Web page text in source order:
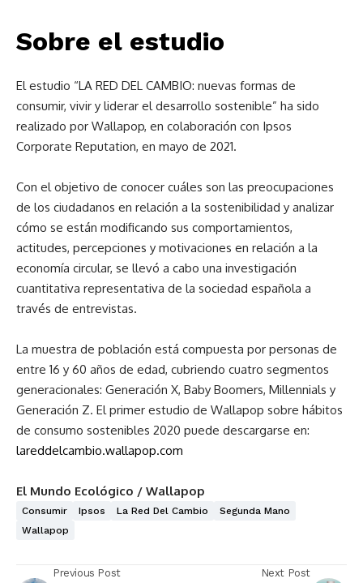
Sobre el estudio
El estudio “LA RED DEL CAMBIO: nuevas formas de
consumir, vivir y liderar el desarrollo sostenible” ha sido
realizado por Wallapop, en colaboración con Ipsos
Corporate Reputation, en mayo de 2021.
Con el objetivo de conocer cuáles son las preocupaciones
de los ciudadanos en relación a la sostenibilidad y analizar
cómo se están modificando sus comportamientos,
actitudes, percepciones y motivaciones en relación a la
economía circular, se llevó a cabo una investigación
cuantitativa representativa de la sociedad española a
través de entrevistas.
La muestra de población está compuesta por personas de
entre 16 y 60 años de edad, cubriendo cuatro segmentos
generacionales: Generación X, Baby Boomers, Millennials y
Generación Z. El primer estudio de Wallapop sobre hábitos
de consumo sostenibles 2020 puede descargarse en:
lareddelcambio.wallapop.com
El Mundo Ecológico / Wallapop
Consumir Ipsos La Red Del Cambio
Segunda Mano
Wallapop
Previous Post Next Post